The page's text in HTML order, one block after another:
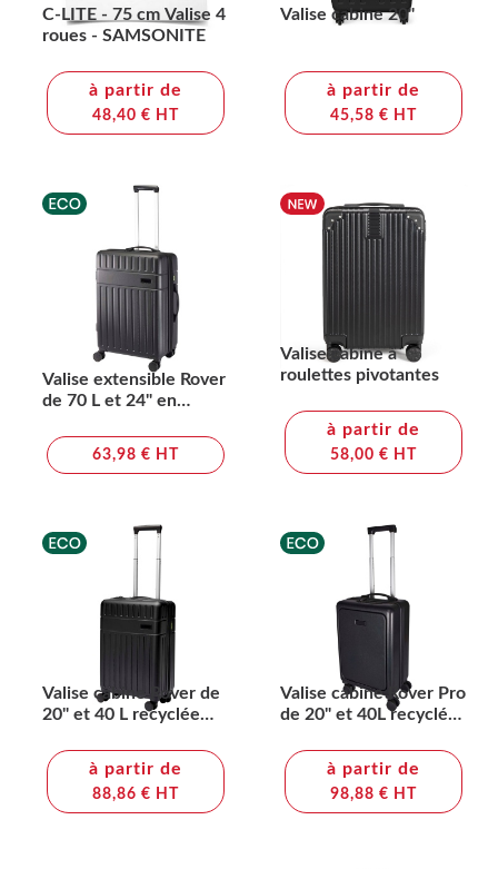
C-LITE - 75 cm Valise 4
roues - SAMSONITE
à partir de
48,40 € HT
Valise cabine 20"
à partir de
45,58 € HT
Valise extensible Rover
de 70 L et 24" en
certifiés GRS
63,98 € HT
Valise cabine à
roulettes pivotantes
à partir de
58,00 € HT
Valise cabine Rover de
20" et 40 L recyclée
à partir de
88,86 € HT
Valise cabine Rover Pro
de 20" et 40L recyclée
à partir de
98,88 € HT